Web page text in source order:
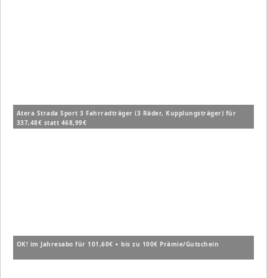
Atera Strada Sport 3 Fahrradträger (3 Räder, Kupplungsträger) für
337,48€ statt 468,99€
OK! im Jahresabo für 101,60€ + bis zu 100€ Prämie/Gutschein